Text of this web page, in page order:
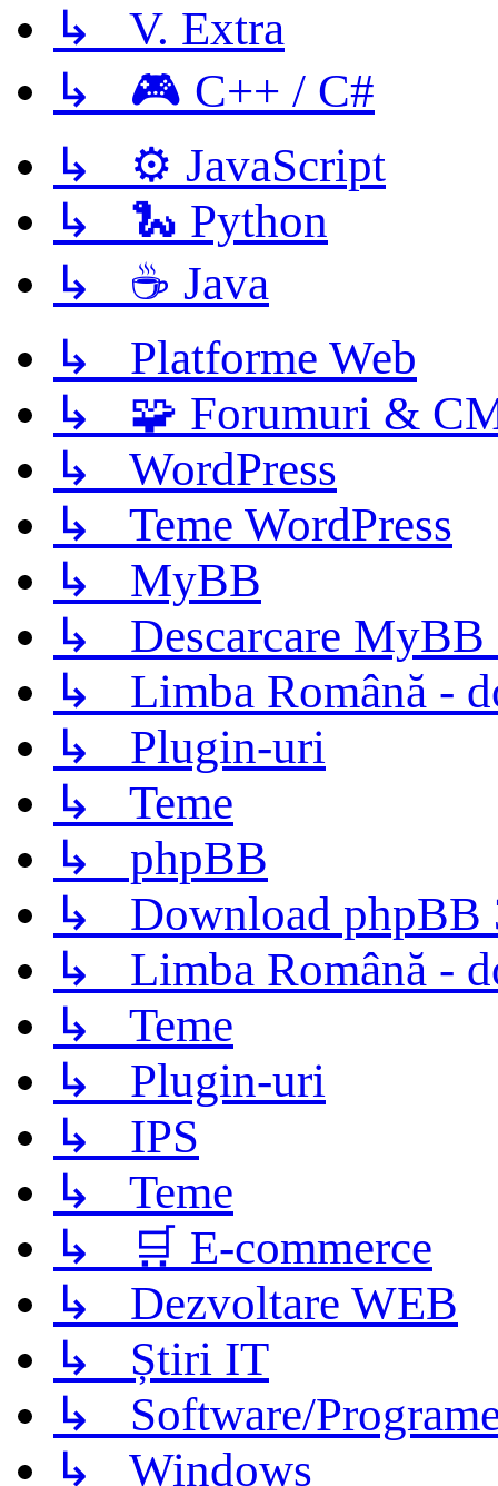
↳ V. Extra
↳ 🎮 C++ / C#
↳ ⚙️ JavaScript
↳ 🐍 Python
↳ ☕ Java
↳ Platforme Web
↳ 🧩 Forumuri &
↳ WordPress
↳ Teme WordPress
↳ MyBB
↳ Descarcare MyBB
↳ Limba Română -
↳ Plugin-uri
↳ Teme
↳ phpBB
↳ Download phpBB
↳ Limba Română -
↳ Teme
↳ Plugin-uri
↳ IPS
↳ Teme
↳ 🛒 E-commerce
↳ Dezvoltare WEB
↳ Știri IT
↳ Software/
↳ Windows